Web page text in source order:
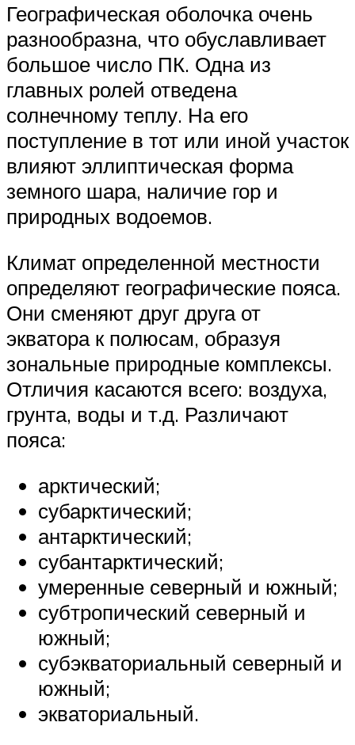
Географическая оболочка очень
разнообразна, что обуславливает
большое число ПК. Одна из
главных ролей отведена
солнечному теплу. На его
поступление в тот или иной участок
влияют эллиптическая форма
земного шара, наличие гор и
природных водоемов.
Климат определенной местности
определяют географические пояса.
Они сменяют друг друга от
экватора к полюсам, образуя
зональные природные комплексы.
Отличия касаются всего: воздуха,
грунта, воды и т.д. Различают
пояса:
арктический;
субарктический;
антарктический;
субантарктический;
умеренные северный и южный;
субтропический северный и
южный;
субэкваториальный северный и
южный;
экваториальный.